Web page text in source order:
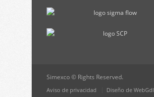
Simexco © Rights Reserved.
Aviso de privacidad Diseño de WebGdl